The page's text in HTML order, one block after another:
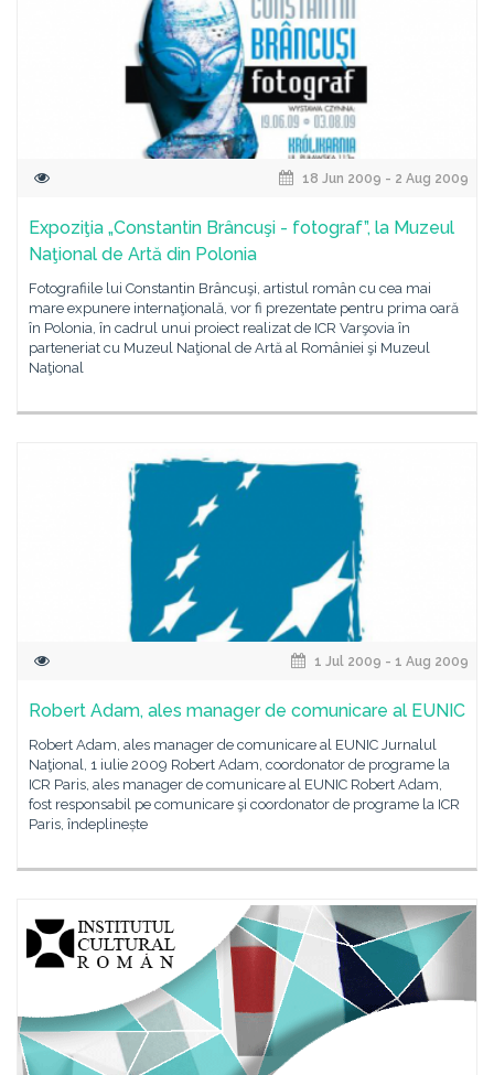
18 Jun 2009 - 2 Aug 2009
Expoziţia „Constantin Brâncuşi - fotograf”, la Muzeul
Naţional de Artă din Polonia
Fotografiile lui Constantin Brâncuşi, artistul român cu cea mai
mare expunere internaţională, vor fi prezentate pentru prima oară
în Polonia, în cadrul unui proiect realizat de ICR Varşovia în
parteneriat cu Muzeul Naţional de Artă al României şi Muzeul
Naţional
1 Jul 2009 - 1 Aug 2009
Robert Adam, ales manager de comunicare al EUNIC
Robert Adam, ales manager de comunicare al EUNIC Jurnalul
Naţional, 1 iulie 2009 Robert Adam, coordonator de programe la
ICR Paris, ales manager de comunicare al EUNIC Robert Adam,
fost responsabil pe comunicare şi coordonator de programe la ICR
Paris, îndeplinește